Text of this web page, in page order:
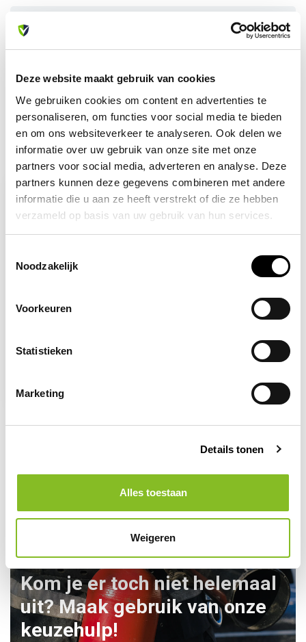
Deze website maakt gebruik van cookies
We gebruiken cookies om content en advertenties te
personaliseren, om functies voor social media te bieden
en om ons websiteverkeer te analyseren. Ook delen we
informatie over uw gebruik van onze site met onze
partners voor social media, adverteren en analyse. Deze
partners kunnen deze gegevens combineren met andere
informatie die u aan ze heeft verstrekt of die ze hebben
verzameld op basis van uw gebruik van hun services.
Noodzakelijk
Voorkeuren
Statistieken
Marketing
Details tonen
Alles toestaan
Weigeren
Heb je vragen over dit product?
Of heb je hulp nodig bij je bestelling? Neem contact op
met onze klantenservice. We helpen je graag verder!
info@allesveilig.nl
Recent bekeken
Vlamvertragend
12,04
Kom je er toch niet helemaal
uit? Maak gebruik van onze
keuzehulp!